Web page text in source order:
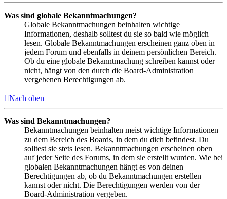
Was sind globale Bekanntmachungen?
Globale Bekanntmachungen beinhalten wichtige
Informationen, deshalb solltest du sie so bald wie möglich
lesen. Globale Bekanntmachungen erscheinen ganz oben in
jedem Forum und ebenfalls in deinem persönlichen Bereich.
Ob du eine globale Bekanntmachung schreiben kannst oder
nicht, hängt von den durch die Board-Administration
vergebenen Berechtigungen ab.
Nach oben
Was sind Bekanntmachungen?
Bekanntmachungen beinhalten meist wichtige Informationen
zu dem Bereich des Boards, in dem du dich befindest. Du
solltest sie stets lesen. Bekanntmachungen erscheinen oben
auf jeder Seite des Forums, in dem sie erstellt wurden. Wie bei
globalen Bekanntmachungen hängt es von deinen
Berechtigungen ab, ob du Bekanntmachungen erstellen
kannst oder nicht. Die Berechtigungen werden von der
Board-Administration vergeben.